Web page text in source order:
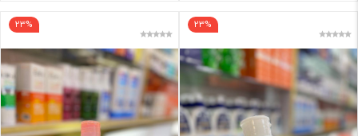
23%
23%